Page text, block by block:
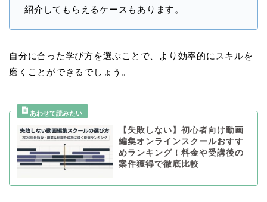
紹介してもらえるケースもあります。
自分に合った学び方を選ぶことで、より効率的にスキルを
磨くことができるでしょう。
【失敗しない】初心者向け動画
編集オンラインスクールおすす
めランキング！料金や受講後の
案件獲得で徹底比較